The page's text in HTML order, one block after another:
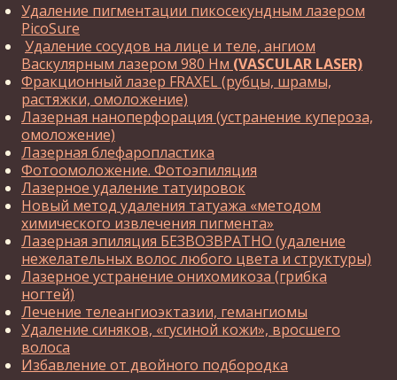
Удаление пигментации пикосекундным лазером
PicoSure
Удаление сосудов на лице и теле, ангиом
Васкулярным лазером 980 Нм (VASCULAR LASER)
Фракционный лазер FRAXEL (рубцы, шрамы,
растяжки, омоложение)
Лазерная наноперфорация (устранение купероза,
омоложение)
Лазерная блефаропластика
Фотоомоложение. Фотоэпиляция
Лазерное удаление татуировок
Новый метод удаления татуажа «методом
химического извлечения пигмента»
Лазерная эпиляция БЕЗВОЗВРАТНО (удаление
нежелательных волос любого цвета и структуры)
Лазерное устранение онихомикоза (грибка
ногтей)
Лечение телеангиоэктазии, гемангиомы
Удаление синяков, «гусиной кожи», вросшего
волоса
Избавление от двойного подбородка